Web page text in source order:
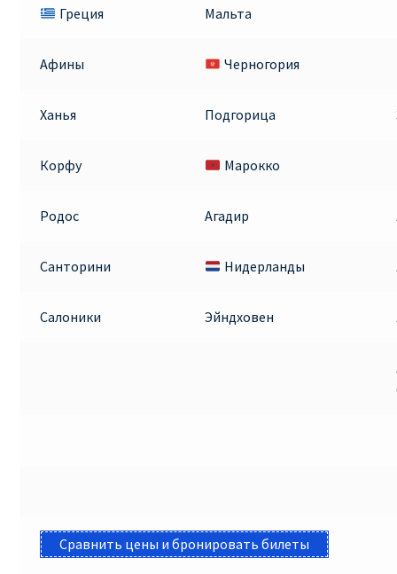
Греция Мальта
Афины Черногория
Ханья Подгорица
Корфу Марокко
Родос Агадир
Санторини Нидерланды
Салоники Эйндховен
Сравнить цены и бронировать билеты